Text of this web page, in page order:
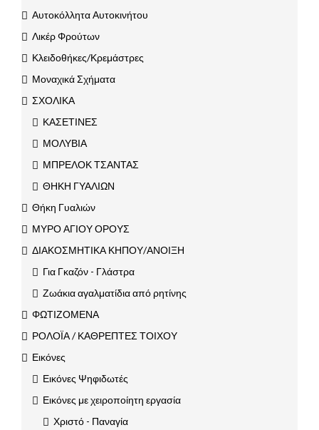
Αυτοκόλλητα Αυτοκινήτου
Λικέρ Φρούτων
Κλειδοθήκες/Κρεμάστρες
Μοναχικά Σχήματα
ΣΧΟΛΙΚΑ
ΚΑΣΕΤΙΝΕΣ
ΜΟΛΥΒΙΑ
ΜΠΡΕΛΟΚ ΤΣΑΝΤΑΣ
ΘΗΚΗ ΓΥΑΛΙΩΝ
Θήκη Γυαλιών
ΜΥΡΟ ΑΓΙΟΥ ΟΡΟΥΣ
ΔΙΑΚΟΣΜΗΤΙΚΑ ΚΗΠΟΥ/ΑΝΟΙΞΗ
Για Γκαζόν - Γλάστρα
Ζωάκια αγαλματίδια από ρητίνης
ΦΩΤΙΖΟΜΕΝΑ
ΡΟΛΟΪΑ / ΚΑΘΡΕΠΤΕΣ ΤΟΙΧΟΥ
Εικόνες
Εικόνες Ψηφιδωτές
Εικόνες με χειροποίητη εργασία
Χριστό - Παναγία